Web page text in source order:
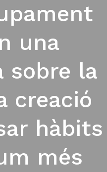
una
sobre la
creació
hàbits
més